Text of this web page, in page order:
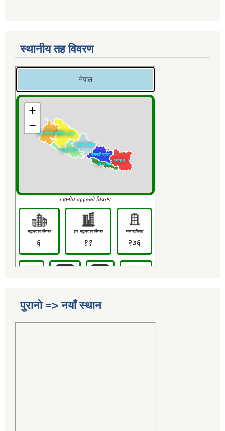
स्थानीय तह विवरण
पुरानो => नयाँ स्थान